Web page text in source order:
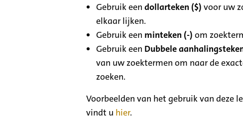
Gebruik eendollarteken ($) voor uw
elkaar lijken.
Gebruik een minteken (-) om
Gebruik een Dubbele
van uw zoektermen om naar de
zoeken.
Voorbeelden van het gebruik van deze
vindt u hier.